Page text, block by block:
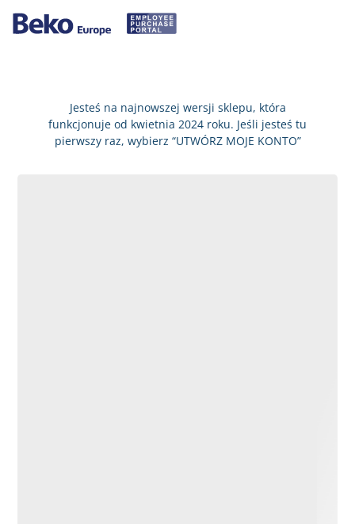
Jesteś na najnowszej wersji sklepu, która
funkcjonuje od kwietnia 2024 roku. Jeśli jesteś tu
pierwszy raz, wybierz “UTWÓRZ MOJE KONTO”